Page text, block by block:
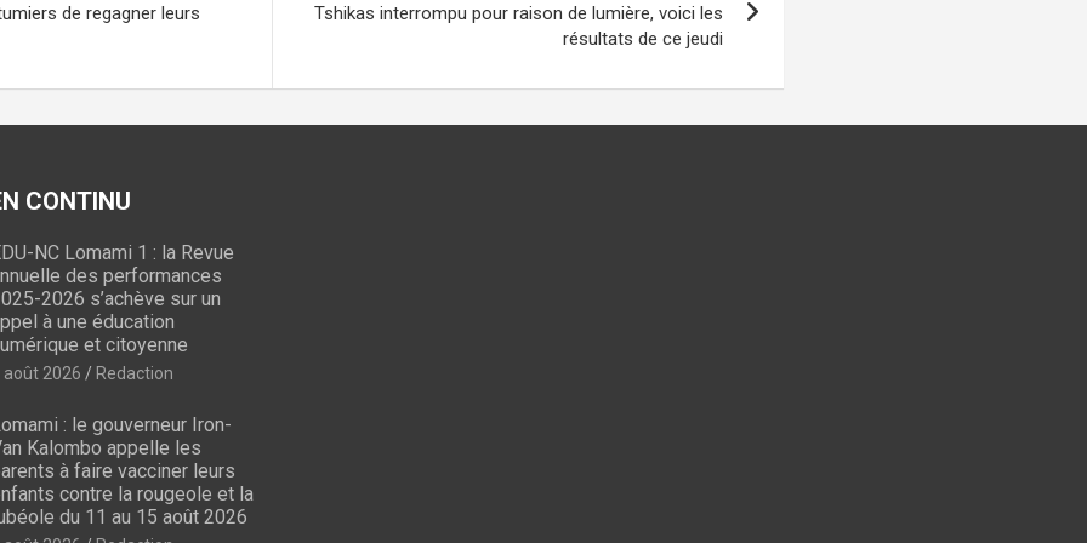
m
de regagner leurs
Tshikas interrompu pour raison de lumière, voici les
résultats de ce jeudi
CONTINU
NC Lomami 1 : la Revue
des performances
2026 s’achève sur un
à une éducation
et citoyenne
août 2026 Redaction
: le gouverneur Iron-
Kalombo appelle les
à faire vacciner leurs
contre la rougeole et la
du 11 au 15 août 2026